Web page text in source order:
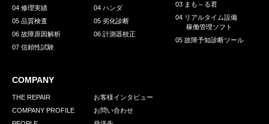
04 修理実績
05 品質検査
06 故障原因解析
07 信頼性試験
04 ハンダ
05 劣化診断
06 計測器校正
03 まも～る君
04 リアルタイム設備
稼働管理ソフト
05 故障予知診断ツール
COMPANY
THE REPAIR
COMPANY PROFILE
お客様インタビュー
お問い合わせ